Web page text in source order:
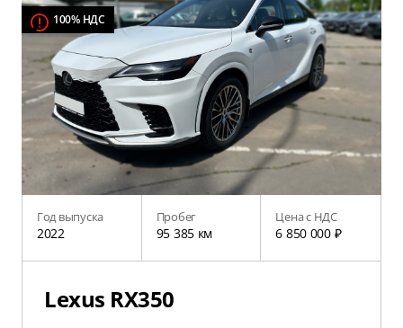
100% НДС
Год выпуска
2022
Пробег
95 385 км
Цена с НДС
6 850 000 ₽
Lexus RX350